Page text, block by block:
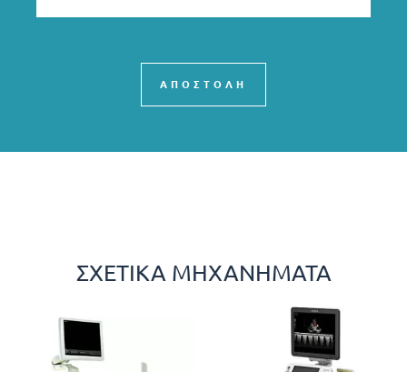
ΑΠΟΣΤΟΛΗ
ΣΧΕΤΙΚΆ ΜΗΧΑΝΉΜΑΤΑ